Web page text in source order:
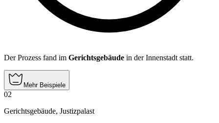
Der Prozess fand im Gerichtsgebäude in der Innenstadt statt.
Mehr Beispiele
02
Gerichtsgebäude, Justizpalast